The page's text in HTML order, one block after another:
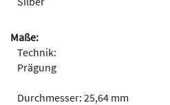
Maße:
Technik:
Prägung
Durchmesser: 25,64 mm